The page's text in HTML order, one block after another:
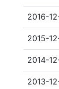
2016-
2015-
2014-
2013-